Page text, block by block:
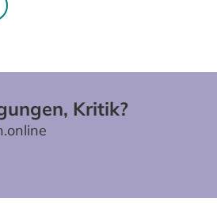
Kritik?
im neuen Fenster)
im neuen Fenster)
im neuen Fenster)